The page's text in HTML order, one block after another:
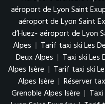
aéroport de Lyon Saint
aéroport de Lyon Saint
d’Huez- aéroport de Lyon
Alpes | Tarif taxi ski Les
Deux Alpes | Taxi ski
Alpes Isère | Tarif taxi ski
Alpes Isère | Réserver
Grenoble Alpes Isère |